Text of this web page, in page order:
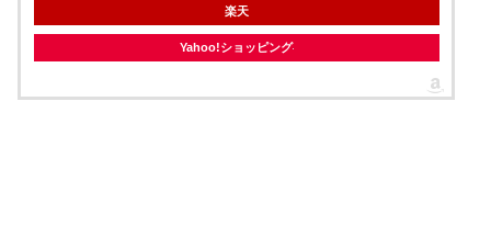
楽天
Yahoo!ショッピング